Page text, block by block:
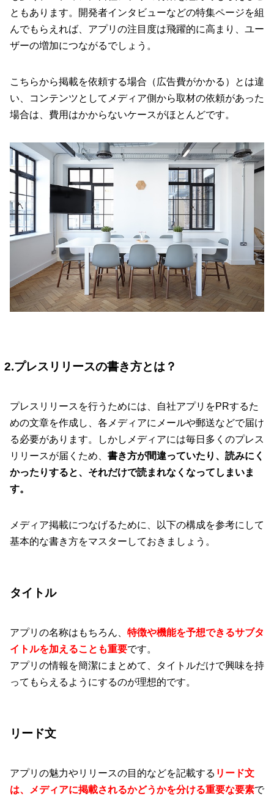
ともあります。開発者インタビューなどの特集ページを組
んでもらえれば、アプリの注目度は飛躍的に高まり、ユー
ザーの増加につながるでしょう。
こちらから掲載を依頼する場合（広告費がかかる）とは違
い、コンテンツとしてメディア側から取材の依頼があった
場合は、費用はかからないケースがほとんどです。
2.プレスリリースの書き方とは？
プレスリリースを行うためには、自社アプリをPRするた
めの文章を作成し、各メディアにメールや郵送などで届け
る必要があります。しかしメディアには毎日多くのプレス
リリースが届くため、 書き方が間違っていたり、読みにく
かったりすると、それだけで読まれなくなってしまいま
す。
メディア掲載につなげるために、以下の構成を参考にして
基本的な書き方をマスターしておきましょう。
タイトル
アプリの名称はもちろん、 特徴や機能を予想できるサブタ
イトルを加えることも重要です。
アプリの情報を簡潔にまとめて、タイトルだけで興味を持
ってもらえるようにするのが理想的です。
リード文
アプリの魅力やリリースの目的などを記載する リード文
は、メディアに掲載されるかどうかを分ける重要な要素で